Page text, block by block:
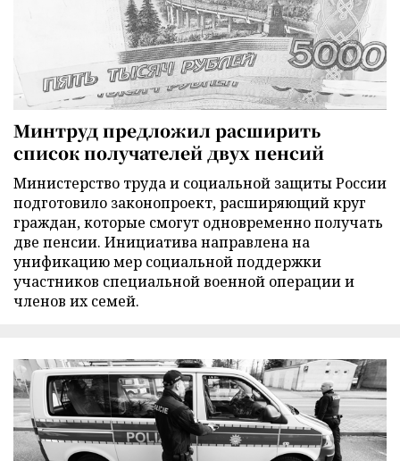
Минтруд предложил расширить
список получателей двух пенсий
Министерство труда и социальной защиты России
подготовило законопроект, расширяющий круг
граждан, которые смогут одновременно получать
две пенсии. Инициатива направлена на
унификацию мер социальной поддержки
участников специальной военной операции и
членов их семей.